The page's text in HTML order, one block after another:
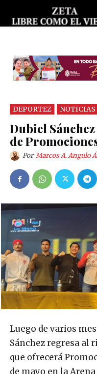
DEPORTEZ
Dubiel
de
Por Marcos A. Angulo
Luego de varios
Sánchez regresa al
que ofrecerá
de mayo en la Arena